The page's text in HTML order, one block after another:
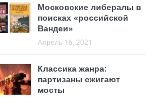
Московские либералы в
поисках «российской
Вандеи»
Апрель 16, 2021
Классика жанра:
партизаны сжигают
мосты